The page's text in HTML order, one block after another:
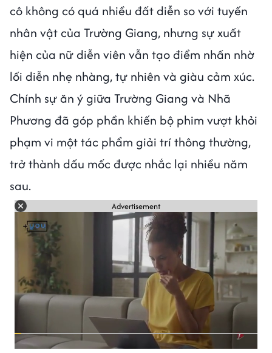
cô không có quá nhiều đất diễn so với tuyến
nhân vật của Trường Giang, nhưng sự xuất
hiện của nữ diễn viên vẫn tạo điểm nhấn nhờ
lối diễn nhẹ nhàng, tự nhiên và giàu cảm xúc.
Chính sự ăn ý giữa Trường Giang và Nhã
Phương đã góp phần khiến bộ phim vượt khỏi
phạm vi một tác phẩm giải trí thông thường,
trở thành dấu mốc được nhắc lại nhiều năm
sau.
Advertisement